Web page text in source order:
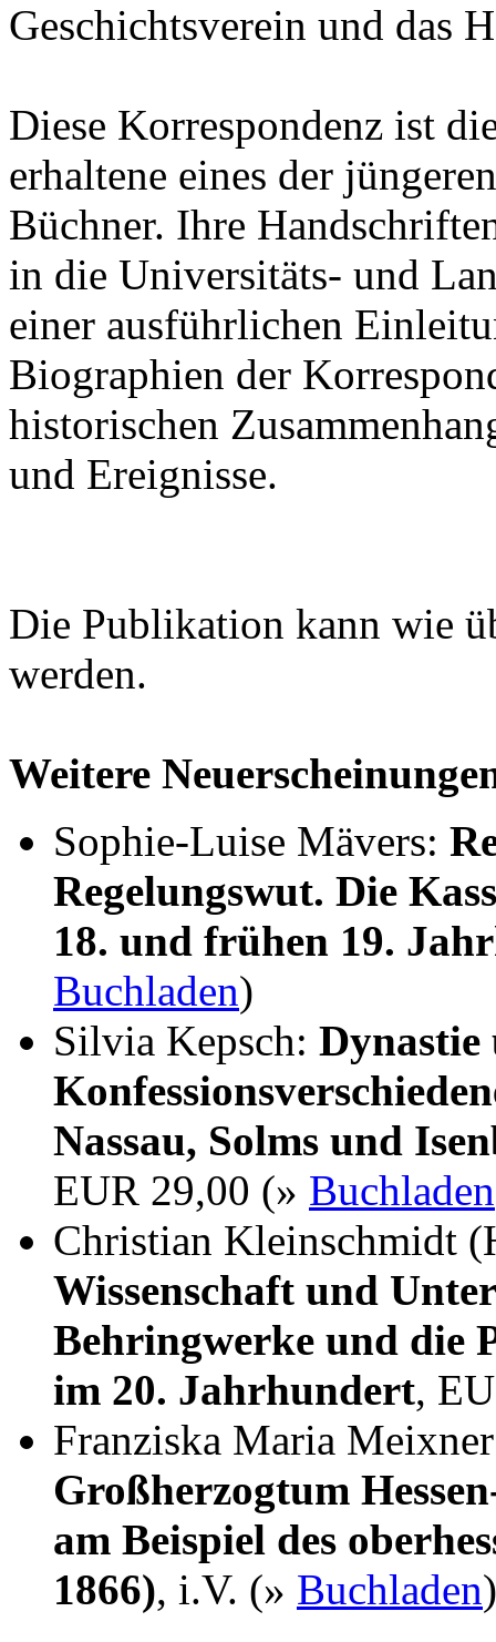
Geschichtsverein und das
Diese Korrespondenz ist
erhaltene eines der
Büchner. Ihre
in die Universitäts- und
einer ausführlichen
Biographien der
historischen
und Ereignisse.
Die Publikation kann wie
werden.
Weitere
Sophie-Luise Mävers:
Regelungswut. Die
18. und frühen 19.
Buchladen)
Silvia Kepsch: Dynastie
Nassau, Solms und
EUR 29,00 (» Buchladen
Christian Kleinschmidt
Wissenschaft und
Behringwerke und die
im 20. Jahrhundert,
Franziska Maria
Großherzogtum
am Beispiel des
1866), i.V. (» Buchladen)